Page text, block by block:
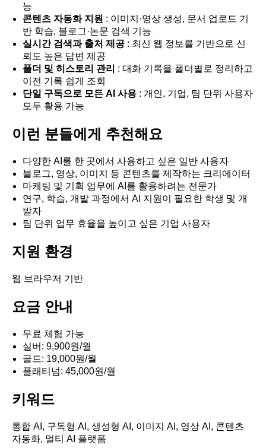
능
콘텐츠 자동화 지원 : 이미지·영상 생성, 문서 업로드 기
반 학습, 블로그·논문 검색 기능
실시간 검색과 출처 제공 : 최신 웹 정보를 기반으로 신
뢰도 높은 답변 제공
폴더 및 히스토리 관리 : 대화 기록을 폴더별로 정리하고
이전 기록 쉽게 조회
단일 구독으로 모든 AI 사용 : 개인, 기업, 팀 단위 사용자
모두 활용 가능
이런 분들에게 추천해요
다양한 AI를 한 곳에서 사용하고 싶은 일반 사용자
블로그, 영상, 이미지 등 콘텐츠를 제작하는 크리에이터
마케팅 및 기획 업무에 AI를 활용하려는 전문가
연구, 학습, 개발 과정에서 AI 지원이 필요한 학생 및 개
발자
팀 단위 업무 효율을 높이고 싶은 기업 사용자
지원 환경
웹 브라우저 기반
요금 안내
무료 체험 가능
실버: 9,900원/월
골드: 19,000원/월
플래티넘: 45,000원/월
키워드
통합 AI, 구독형 AI, 생성형 AI, 이미지 AI, 영상 AI, 콘텐츠
자동화, 멀티 AI 플랫폼